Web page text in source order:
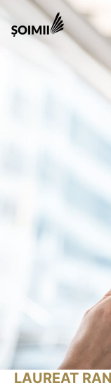
LAUREAT